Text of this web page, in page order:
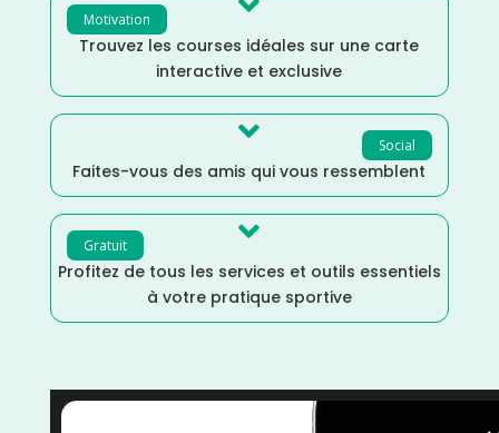
Motivation
Trouvez les courses idéales sur une carte
interactive et exclusive
Social

Faites-vous des amis qui vous ressemblent
Gratuit 
Profitez de tous les services et outils essentiels
à votre pratique sportive